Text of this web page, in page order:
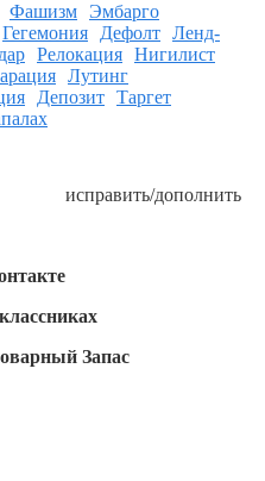
Фашизм
Эмбарго
Гегемония Дефолт Ленд-
Релокация Нигилист
Лутинг
Депозит Таргет
исправить/дополнить
Запас